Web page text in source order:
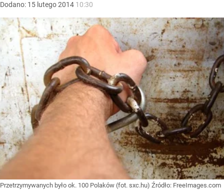
Dodano: 15 lutego2014 10:30
Przetrzymywanych było ok. 100 Polaków (fot. sxc.hu) Źródło: FreeImages.com